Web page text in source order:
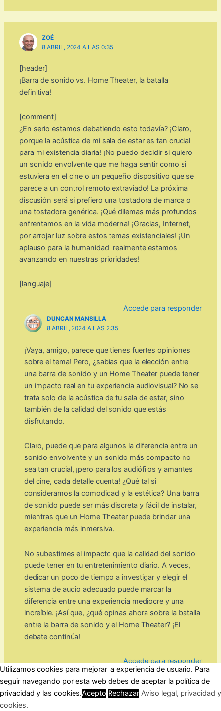
ZOÉ
8 ABRIL, 2024 A LAS 0:35
[header]
¡Barra de sonido vs. Home Theater, la batalla
definitiva!
[comment]
¿En serio estamos debatiendo esto todavía? ¡Claro,
porque la acústica de mi sala de estar es tan crucial
para mi existencia diaria! ¡No puedo decidir si quiero
un sonido envolvente que me haga sentir como si
estuviera en el cine o un pequeño dispositivo que se
parece a un control remoto extraviado! La próxima
discusión será si prefiero una tostadora de marca o
una tostadora genérica. ¡Qué dilemas más profundos
enfrentamos en la vida moderna! ¡Gracias, Internet,
por arrojar luz sobre estos temas existenciales! ¡Un
aplauso para la humanidad, realmente estamos
avanzando en nuestras prioridades!
[languaje]
Accede para responder
DUNCAN MANSILLA
8 ABRIL, 2024 A LAS 2:35
¡Vaya, amigo, parece que tienes fuertes opiniones
sobre el tema! Pero, ¿sabías que la elección entre
una barra de sonido y un Home Theater puede tener
un impacto real en tu experiencia audiovisual? No se
trata solo de la acústica de tu sala de estar, sino
también de la calidad del sonido que estás
disfrutando.
Claro, puede que para algunos la diferencia entre un
sonido envolvente y un sonido más compacto no
sea tan crucial, ¡pero para los audiófilos y amantes
del cine, cada detalle cuenta! ¿Qué tal si
consideramos la comodidad y la estética? Una barra
de sonido puede ser más discreta y fácil de instalar,
mientras que un Home Theater puede brindar una
experiencia más inmersiva.
No subestimes el impacto que la calidad del sonido
puede tener en tu entretenimiento diario. A veces,
dedicar un poco de tiempo a investigar y elegir el
sistema de audio adecuado puede marcar la
diferencia entre una experiencia mediocre y una
increíble. ¡Así que, ¿qué opinas ahora sobre la batalla
entre la barra de sonido y el Home Theater? ¡El
debate continúa!
Accede para responder
Utilizamos cookies para mejorar la experiencia de usuario. Para
seguir navegando por esta web debes de aceptar la política de
privacidad y las cookies.Acepto Rechazar Aviso legal, privacidad y
cookies.